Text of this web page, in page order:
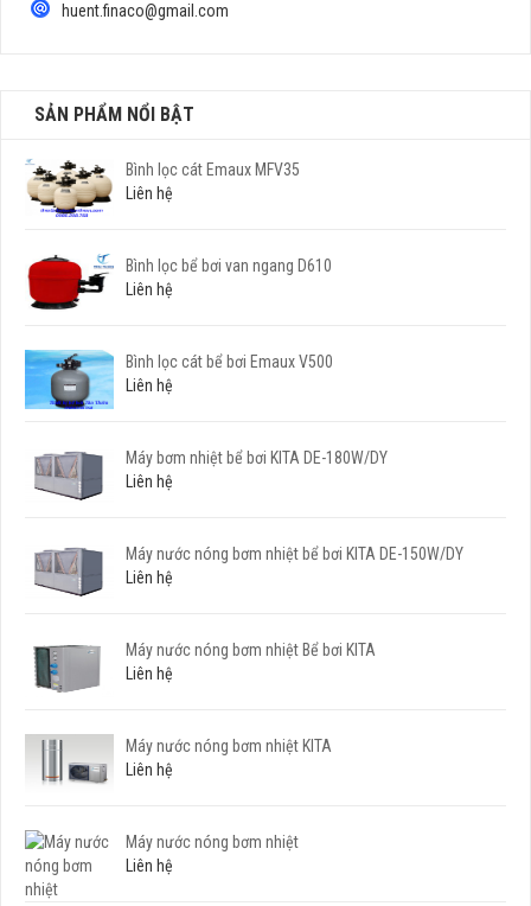
huent.finaco@gmail.com
SẢN PHẨM NỔI BẬT
Bình lọc cát Emaux MFV35
Liên hệ
Bình lọc bể bơi van ngang D610
Liên hệ
Bình lọc cát bể bơi Emaux V500
Liên hệ
Máy bơm nhiệt bể bơi KITA DE-180W/DY
Liên hệ
Máy nước nóng bơm nhiệt bể bơi KITA DE-150W/DY
Liên hệ
Máy nước nóng bơm nhiệt Bể bơi KITA
Liên hệ
Máy nước nóng bơm nhiệt KITA
Liên hệ
Máy nước nóng bơm nhiệt
Liên hệ